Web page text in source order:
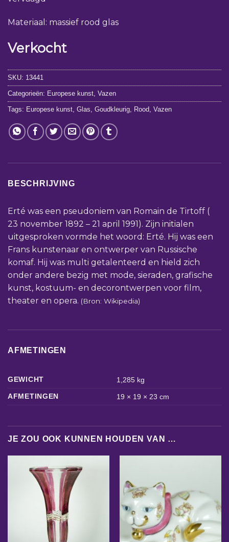
Materiaal: massief rood glas
Verkocht
SKU: 13441
Categorieën: Europese kunst Vazen
Tags: Europese kunst Glas Goudkleurig Rood Vazen
BESCHRIJVING
Erté was een pseudoniem van Romain de Tirtoff (
23 november 1892 – 21 april 1991). Zijn initialen
uitgesproken vormde het woord: Erté. Hij was een
Frans kunstenaar en ontwerper van Russische
komaf. Hij was multi getalenteerd en hield zich
onder andere bezig met mode, sieraden, grafische
kunst, kostuum- en decorontwerpen voor film,
theater en opera. (Bron: Wikipedia)
AFMETINGEN
GEWICHT
1,285 kg
AFMETINGEN
19 × 19 × 23 cm
JE ZOU OOK KUNNEN HOUDEN VAN …